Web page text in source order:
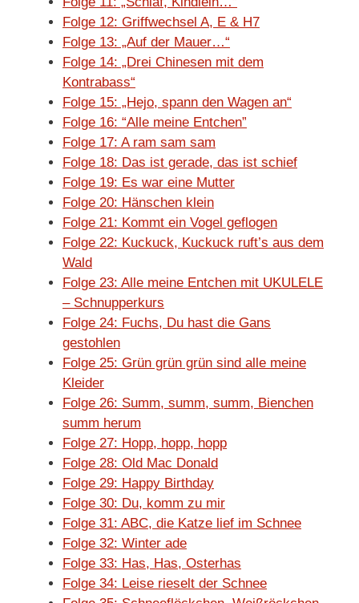
Folge 12: Griffwechsel A, E & H7
Folge 13: „Auf der Mauer…“
Folge 14: „Drei Chinesen mit dem
Kontrabass“
Folge 15: „Hejo, spann den Wagen an“
Folge 16: “Alle meine Entchen”
Folge 17: A ram sam sam
Folge 18: Das ist gerade, das ist schief
Folge 19: Es war eine Mutter
Folge 20: Hänschen klein
Folge 21: Kommt ein Vogel geflogen
Folge 22: Kuckuck, Kuckuck ruft’s aus dem
Wald
Folge 23: Alle meine Entchen mit UKULELE
– Schnupperkurs
Folge 24: Fuchs, Du hast die Gans
gestohlen
Folge 25: Grün grün grün sind alle meine
Kleider
Folge 26: Summ, summ, summ, Bienchen
summ herum
Folge 27: Hopp, hopp, hopp
Folge 28: Old Mac Donald
Folge 29: Happy Birthday
Folge 30: Du, komm zu mir
Folge 31: ABC, die Katze lief im Schnee
Folge 32: Winter ade
Folge 33: Has, Has, Osterhas
Folge 34: Leise rieselt der Schnee